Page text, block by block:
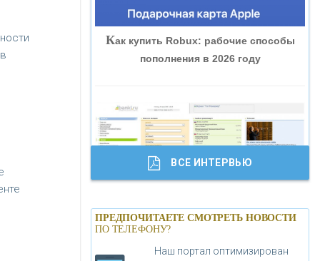
«БАНК ГЛОБЭКС»
«ТРАСТ»
«ГАЗПРОМБАНК»
«МОСКОВСКИЙ КРЕДИТНЫЙ
БАНК»
Как купить Robux: рабочие способы
пополнения в 2026 году
Банки.ру обновил логотип впервые за
19 лет - «Лента новостей»
ВСЕ ИНТЕРВЬЮ
ПРЕДПОЧИТАЕТЕ СМОТРЕТЬ НОВОСТИ
ПО ТЕЛЕФОНУ?
Наш портал оптимизирован